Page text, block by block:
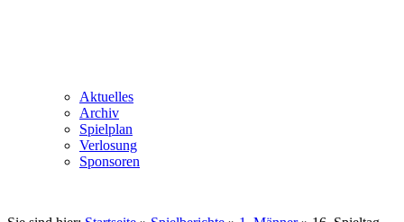
Aktuelles
Archiv
Spielplan
Verlosung
Sponsoren